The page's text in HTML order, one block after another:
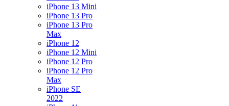
iPhone 13 Mini
iPhone 13 Pro
iPhone 13 Pro
Max
iPhone 12
iPhone 12 Mini
iPhone 12 Pro
iPhone 12 Pro
Max
iPhone SE
2022